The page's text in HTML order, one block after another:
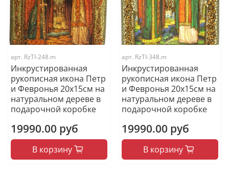
арт. RzTI-248.m
Инкрустированная
рукописная икона Петр
и Февронья 20х15см на
натуральном дереве в
подарочной коробке
19990.00 руб
В корзину
арт. RzTI-348.m
Инкрустированная
рукописная икона Петр
и Февронья 20х15см на
натуральном дереве в
подарочной коробке
19990.00 руб
В корзину